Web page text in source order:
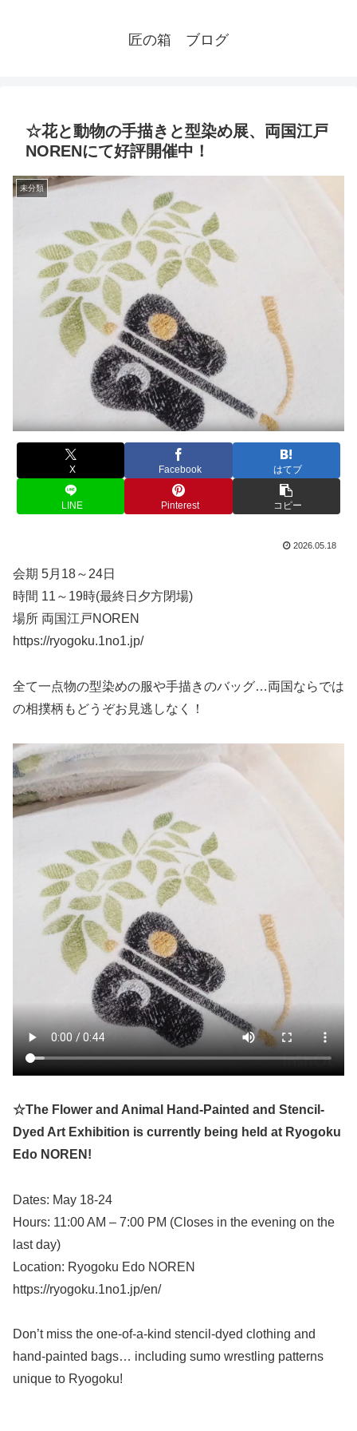
匠の箱 ブログ
☆花と動物の手描きと型染め展、両国江戸
NORENにて好評開催中！
未分類
X Facebook はてブ
LINE Pinterest コピー
2026.05.18
会期 5月18～24日
時間 11～19時(最終日夕方閉場)
場所 両国江戸NOREN
https://ryogoku.1no1.jp/
全て一点物の型染めの服や手描きのバッグ…両国ならでは
の相撲柄もどうぞお見逃しなく！
☆The Flower and Animal Hand-Painted and Stencil-
Dyed Art Exhibition is currently being held at Ryogoku
Edo NOREN!
Dates: May 18-24
Hours: 11:00 AM – 7:00 PM (Closes in the evening on the
last day)
Location: Ryogoku Edo NOREN
https://ryogoku.1no1.jp/en/
Don’t miss the one-of-a-kind stencil-dyed clothing and
hand-painted bags… including sumo wrestling patterns
unique to Ryogoku!